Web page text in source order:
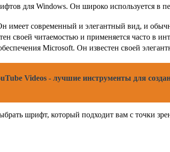
для Windows. Он широко используется в
современный и элегантный вид, и
своей читаемостью и применяется часто в
Microsoft. Он известен своей
Videos - лучшие инструменты для
шрифт, который подходит вам с точки